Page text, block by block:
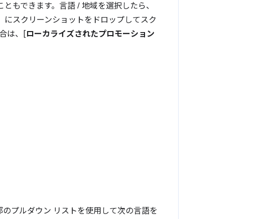
もできます。言語 / 地域を選択したら、
スクリーンショットをドロップしてスク
は、[ローカライズされたプロモーション
プルダウン リストを使用して次の言語を